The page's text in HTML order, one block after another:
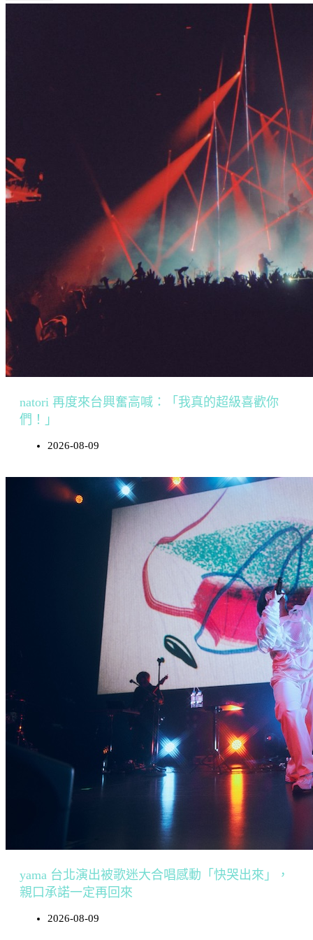
natori 再度來台興奮高喊：「我真的超級喜歡你
們！」
2026-08-09
yama 台北演出被歌迷大合唱感動「快哭出來」，
親口承諾一定再回來
2026-08-09